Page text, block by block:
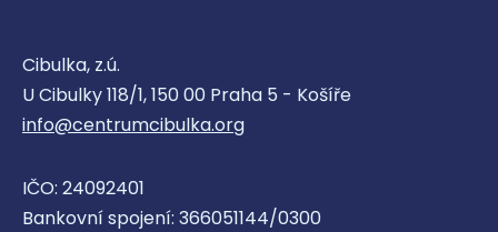
Cibulka, z.ú.
U Cibulky 118/1, 150 00 Praha 5 - Košíře
info@centrumcibulka.org
IČO: 24092401
Bankovní spojení: 366051144/0300